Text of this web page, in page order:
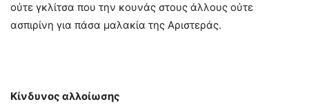
ούτε γκλίτσα που την κουνάς στους άλλους ούτε
ασπιρίνη για πάσα μαλακία της Αριστεράς.
Κίνδυνος αλλοίωσης